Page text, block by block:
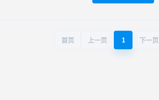
首页 上一页 1 下一页